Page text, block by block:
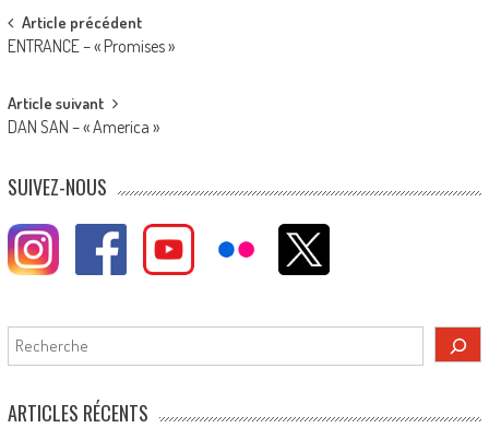
Post
navigation
Article précédent
ENTRANCE – « Promises »
Article suivant
DAN SAN – « America »
SUIVEZ-NOUS
Rechercher
ARTICLES RÉCENTS